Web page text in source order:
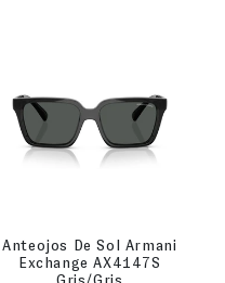
Anteojos De Sol Armani
Exchange AX4147S